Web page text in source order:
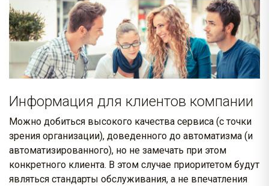
Информация для клиентов компании
Можно добиться высокого качества сервиса (с точки
зрения организации), доведенного до автоматизма (и
автоматизированного), но не замечать при этом
конкретного клиента. В этом случае приоритетом будут
являться стандарты обслуживания, а не впечатления